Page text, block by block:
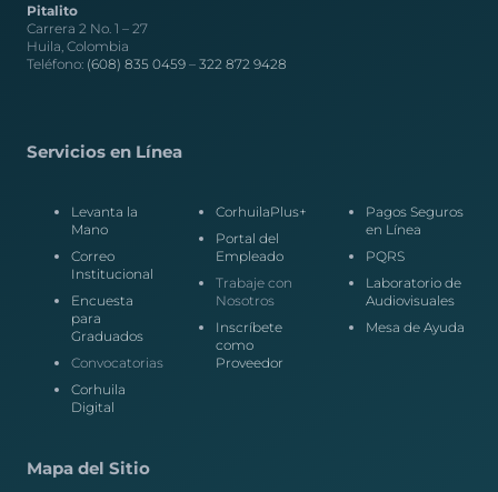
Pitalito
Carrera 2 No. 1 – 27
Huila, Colombia
Teléfono: (608) 835 0459 – 322 872 9428
Servicios en Línea
Levanta la
Mano
Correo
Institucional
Encuesta
para
Graduados
Convocatorias
Corhuila
Digital
CorhuilaPlus+
Portal del
Empleado
Trabaje con
Nosotros
Inscríbete
como
Proveedor
Pagos Seguros
en Línea
PQRS
Laboratorio de
Audiovisuales
Mesa de Ayuda
Mapa del Sitio